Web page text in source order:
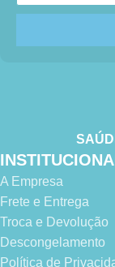
A Empresa
Frete e Entrega
Troca e Devolução
Descongelamento
Política de